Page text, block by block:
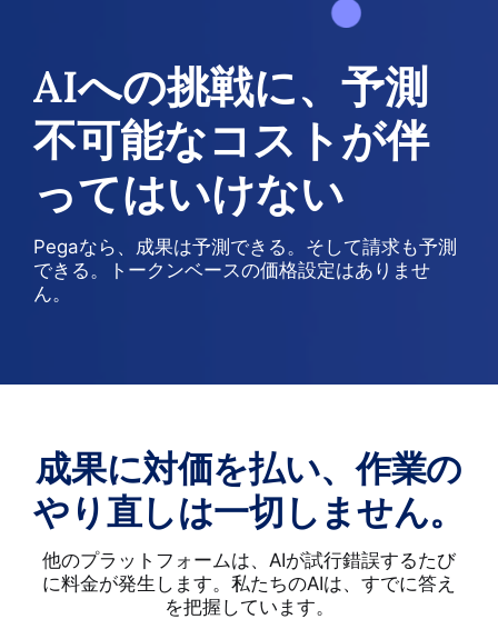
AIへの挑戦に、予測
不可能なコストが伴
ってはいけない
Pegaなら、成果は予測できる。そして請求も予測
できる。トークンベースの価格設定はありませ
ん。
成果に対価を払い、作業の
やり直しは一切しません。
他のプラットフォームは、AIが試行錯誤するたび
に料金が発生します。私たちのAIは、すでに答え
を把握しています。